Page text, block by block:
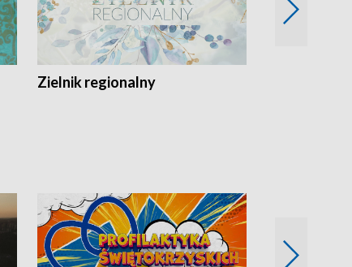
Zielnik regionalny